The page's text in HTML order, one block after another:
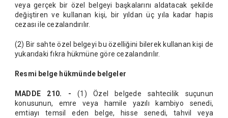
veya gerçek bir özel belgeyi başkalarını aldatacak şekilde
değiştiren ve kullanan kişi, bir yıldan üç yıla kadar hapis
cezası ile cezalandırılır.
(2) Bir sahte özel belgeyi bu özelliğini bilerek kullanan kişi de
yukarıdaki fıkra hükmüne göre cezalandırılır.
Resmi belge hükmünde belgeler
MADDE 210. -(1) Özel belgede sahtecilik suçunun
konusunun, emre veya hamile yazılı kambiyo senedi,
emtiayı temsil eden belge, hisse senedi, tahvil veya